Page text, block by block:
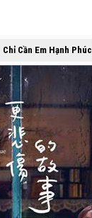
Chỉ Cần Em Hạnh Phúc